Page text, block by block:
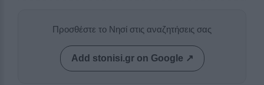
Προσθέστε το Νησί στις αναζητήσεις σας
Add stonisi.gr on Google ↗